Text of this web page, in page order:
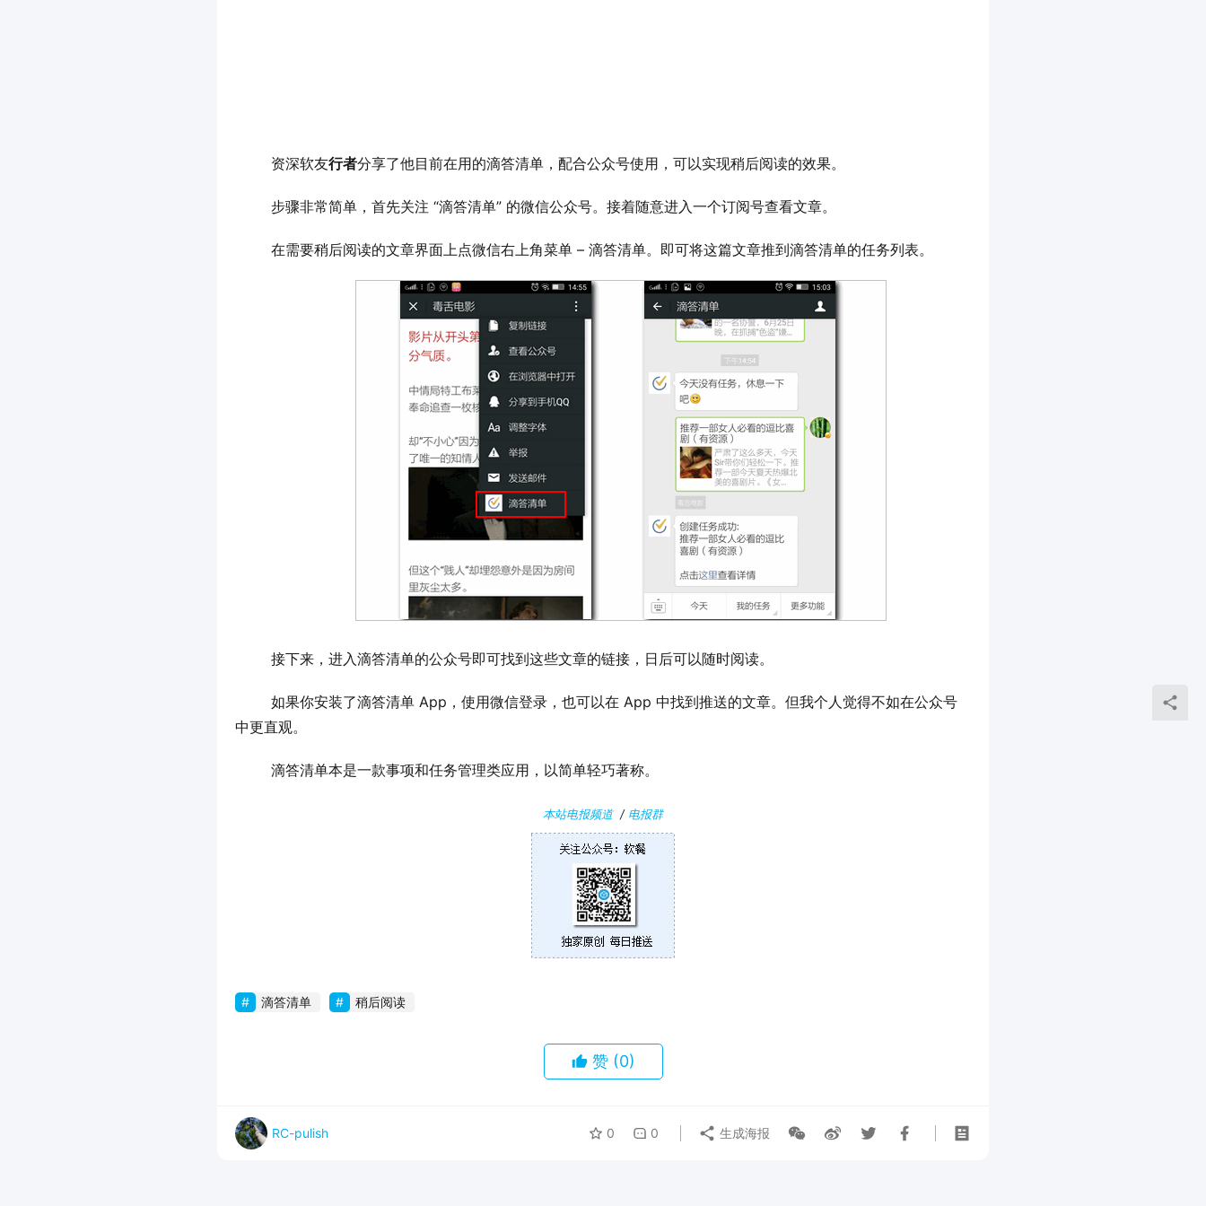
	资深软友
行者分享了他目前在用的滴答清单，配合公众号使用，可以实现稍后阅读的效果。
	步骤非常简单，首先关注 “滴答清单” 的微信公众号。接着随意进入一个订阅号查看文章。
	在需要稍后阅读的文章界面上点微信右上角菜单 – 滴答清单。即可将这篇文章推到滴答清单的任务列表。
	接下来，进入滴答清单的公众号即可找到这些文章的链接，日后可以随时阅读。
中更直观。
	滴答清单本是一款事项和任务管理类应用，以简单轻巧著称。
本站电报频道/ 电报群
滴答清单 稍后阅读
赞 (0)
RC-pulish 0 0 生成海报